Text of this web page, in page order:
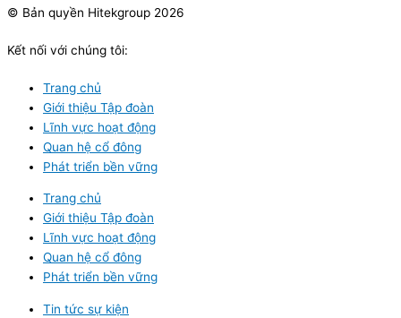
© Bản quyền Hitekgroup 2026
Kết nối với chúng tôi:
Trang chủ
Giới thiệu Tập đoàn
Lĩnh vực hoạt động
Quan hệ cổ đông
Phát triển bền vững
Trang chủ
Giới thiệu Tập đoàn
Lĩnh vực hoạt động
Quan hệ cổ đông
Phát triển bền vững
Tin tức sự kiện